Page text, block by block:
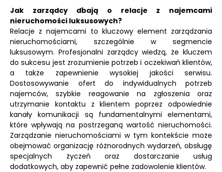
Jak zarządcy dbają o relacje z najemcami
nieruchomości luksusowych?
Relacje z najemcami to kluczowy element zarządzania
nieruchomościami, szczególnie w segmencie
luksusowym. Profesjonalni zarządcy wiedzą, że kluczem
do sukcesu jest zrozumienie potrzeb i oczekiwań klientów,
a także zapewnienie wysokiej jakości serwisu.
Dostosowywanie ofert do indywidualnych potrzeb
najemców, szybkie reagowanie na zgłoszenia oraz
utrzymanie kontaktu z klientem poprzez odpowiednie
kanały komunikacji są fundamentalnymi elementami,
które wpływają na postrzeganą wartość nieruchomości.
Zarządzanie nieruchomościami w tym kontekście może
obejmować organizację różnorodnych wydarzeń, obsługę
specjalnych życzeń oraz dostarczanie usług
dodatkowych, aby zapewnić pełne zadowolenie klientów.